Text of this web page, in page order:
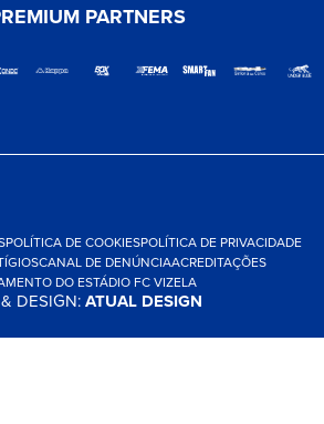
PARTNERS
POLÍTICA DE COOKIESPOLÍTICA DE PRIVACIDADE
CANAL DE DENÚNCIAACREDITAÇÕES
DO ESTÁDIO FC VIZELA
DESIGN:ATUAL DESIGN